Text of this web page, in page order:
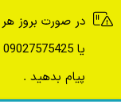
پیام بدهید .